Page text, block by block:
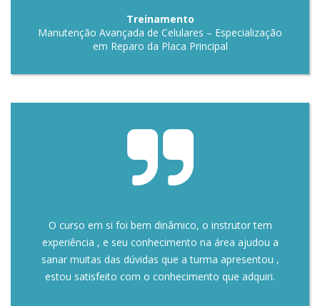
Treinamento
Manutenção Avançada de Celulares – Especialização
em Reparo da Placa Principal
O curso em si foi bem dinâmico, o instrutor tem
experiência , e seu conhecimento na área ajudou a
sanar muitas das dúvidas que a turma apresentou ,
estou satisfeito com o conhecimento que adquiri.